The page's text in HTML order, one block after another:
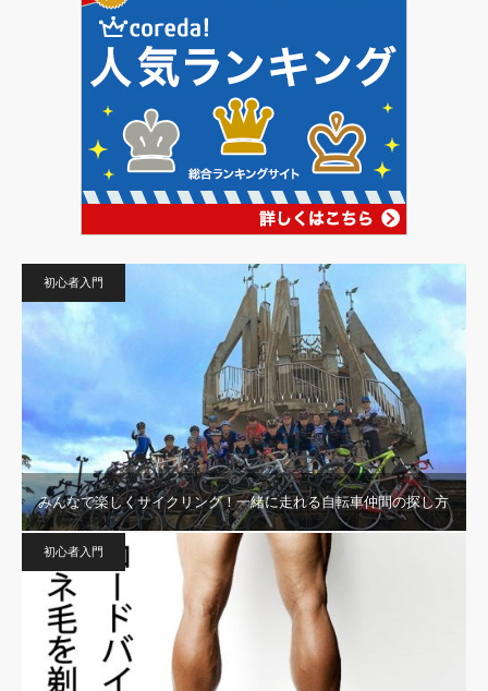
初心者入門
みんなで楽しくサイクリング！一緒に走れる自転車仲間の探し方
初心者入門